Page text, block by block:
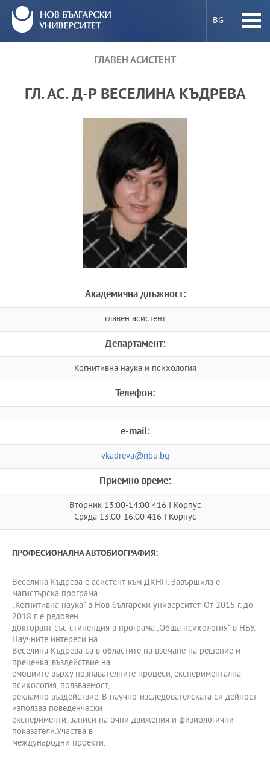
BG
КАК СЕ СТАВА ПРЕПОДАВАТЕЛ В НБУ
ГЛАВЕН АСИСТЕНТ
ГЛ. АС. Д-Р ВЕСЕЛИНА КЪДРЕВА
Академична длъжност:
главен асистент
Департамент:
Когнитивна наука и психология
Телефон:
e-mail:
vkadreva@nbu.bg
Приемно време:
Вторник 13:00-14:00 416 I Корпус
Сряда 13:00-16:00 416 I Корпус
ПРОФЕСИОНАЛНА АВТОБИОГРАФИЯ:
Веселина Къдрева е асистент към ДКНП. Завършила е
магистърска програма
„Когнитивна наука“ в Нов български университет. От 2015 г. до
2018 г. е редовен
докторант със стипендия в програма „Обща психология“ в НБУ.
Научните интереси на
Веселина Къдрева са в областите на взeмане на решение и
преценка, въздействие на
емоциите върху познавателните процеси, експериментална
психология, ползваемост,
рекламно въздействие. В научно-изследователската си дейност
използва поведенчески
експерименти, записи на очни движения и физиологични
показатели.Участва в
международни проекти.